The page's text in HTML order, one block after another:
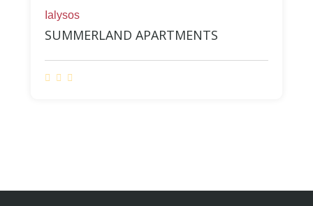
Ialysos
SUMMERLAND APARTMENTS